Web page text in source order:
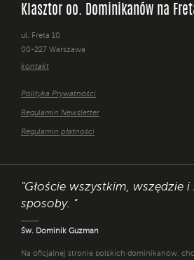
Klasztor oo. Dominikanów na
ul. Freta 10
00-227 Warszawa
kontakt
Polityka Prywatności
Regulamin Newsletter
Regulamin płatności
"Głoście wszystkim, wszędzie
sposoby. "
Św. Dominik Guzman
Na oficjalnej stronie polskich dominikanów,